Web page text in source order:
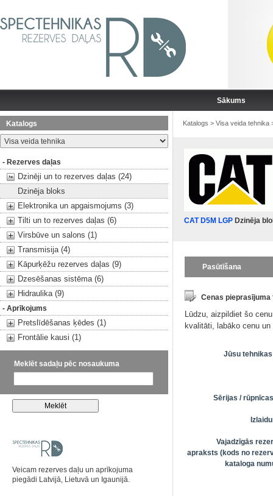
Sākums
Katalogs
- Rezerves daļas
Dzinēji un to rezerves daļas (24)
Dzinēja bloks
Elektronika un apgaismojums (3)
Tilti un to rezerves daļas (6)
Virsbūve un salons (1)
Transmisija (4)
Kāpurķēžu rezerves daļas (9)
Dzesēšanas sistēma (6)
Hidraulika (9)
- Aprīkojums
Pretslīdēšanas ķēdes (1)
Frontālie kausi (1)
Meklēt sadaļu pēc nosaukuma
Veicam rezerves daļu un aprīkojuma
piegādi Latvijā, Lietuvā un Igaunijā.
Katalogs > Visa veida tehnika
CAT D5M LGP Dzinēja
Pasūtīšana
Cenas pieprasījuma
Lūdzu, aizpildiet šo
kvalitāti, labāko cenu
Jūsu
Sērijas /
Vajadzīgās
apraksts (kods no
kataloga